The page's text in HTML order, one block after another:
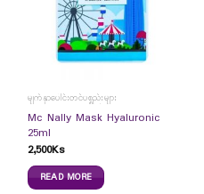
မျက်နှာပေါင်းတင်ပစ္စည်းများ
Mc Nally Mask Hyaluronic
25ml
2,500Ks
READ MORE